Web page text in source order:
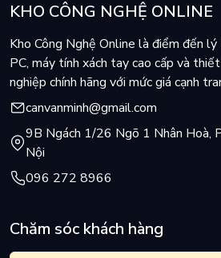
KHO CÔNG NGHỆ ONLINE
Kho Công Nghệ Online là điểm đến
PC, máy tính xách tay cao cấp và
nghiệp chính hãng với mức giá cạnh
canvanminh@gmail.com
9B Ngách 1/26 Ngõ 1 Nhân Hoà,
Nội
096 272 8966
Chăm sóc khách hàng